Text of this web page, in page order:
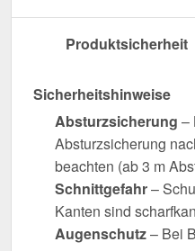
Produktsicherheit
Sicherheitshinweise
Absturzsicherung –
Absturzsicherung
beachten (ab 3 m
Schnittgefahr–
Kanten sind
Augenschutz– Bei